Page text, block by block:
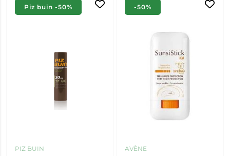
Piz buin -50%
PIZ BUIN
-50%
AVÈNE